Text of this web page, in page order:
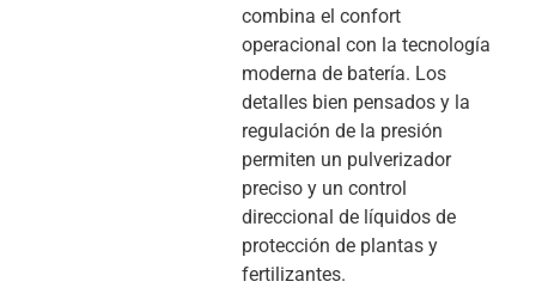
combina el confort
operacional con la tecnología
moderna de batería. Los
detalles bien pensados y la
regulación de la presión
permiten un pulverizador
preciso y un control
direccional de líquidos de
protección de plantas y
fertilizantes.